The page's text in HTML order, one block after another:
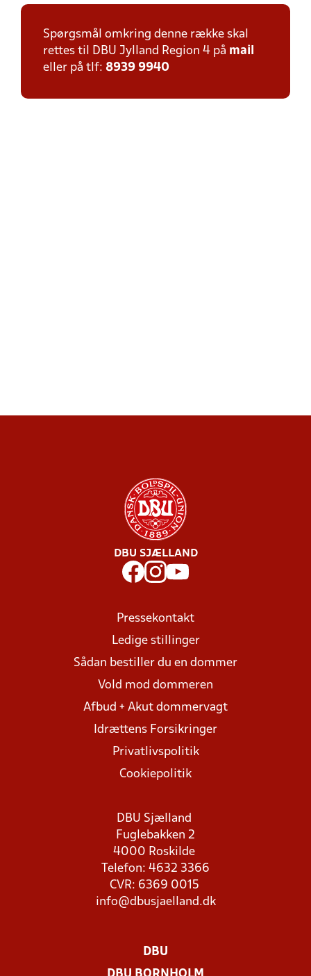
Spørgsmål omkring denne række skal
rettes til DBU Jylland Region 4 på mail
eller på tlf: 8939 9940
DBU SJÆLLAND
Pressekontakt
Ledige stillinger
Sådan bestiller du en dommer
Vold mod dommeren
Afbud + Akut dommervagt
Idrættens Forsikringer
Privatlivspolitik
Cookiepolitik
DBU Sjælland
Fuglebakken 2
4000 Roskilde
Telefon: 4632 3366
CVR: 6369 0015
info@dbusjaelland.dk
DBU